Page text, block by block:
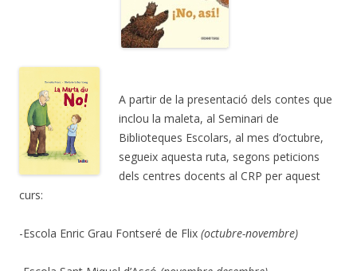
A partir de la presentació dels contes que
inclou la maleta, al Seminari de
Biblioteques Escolars, al mes d’octubre,
segueix aquesta ruta, segons peticions
dels centres docents al CRP per aquest
curs:
-Escola Enric Grau Fontseré de Flix (octubre-novembre)